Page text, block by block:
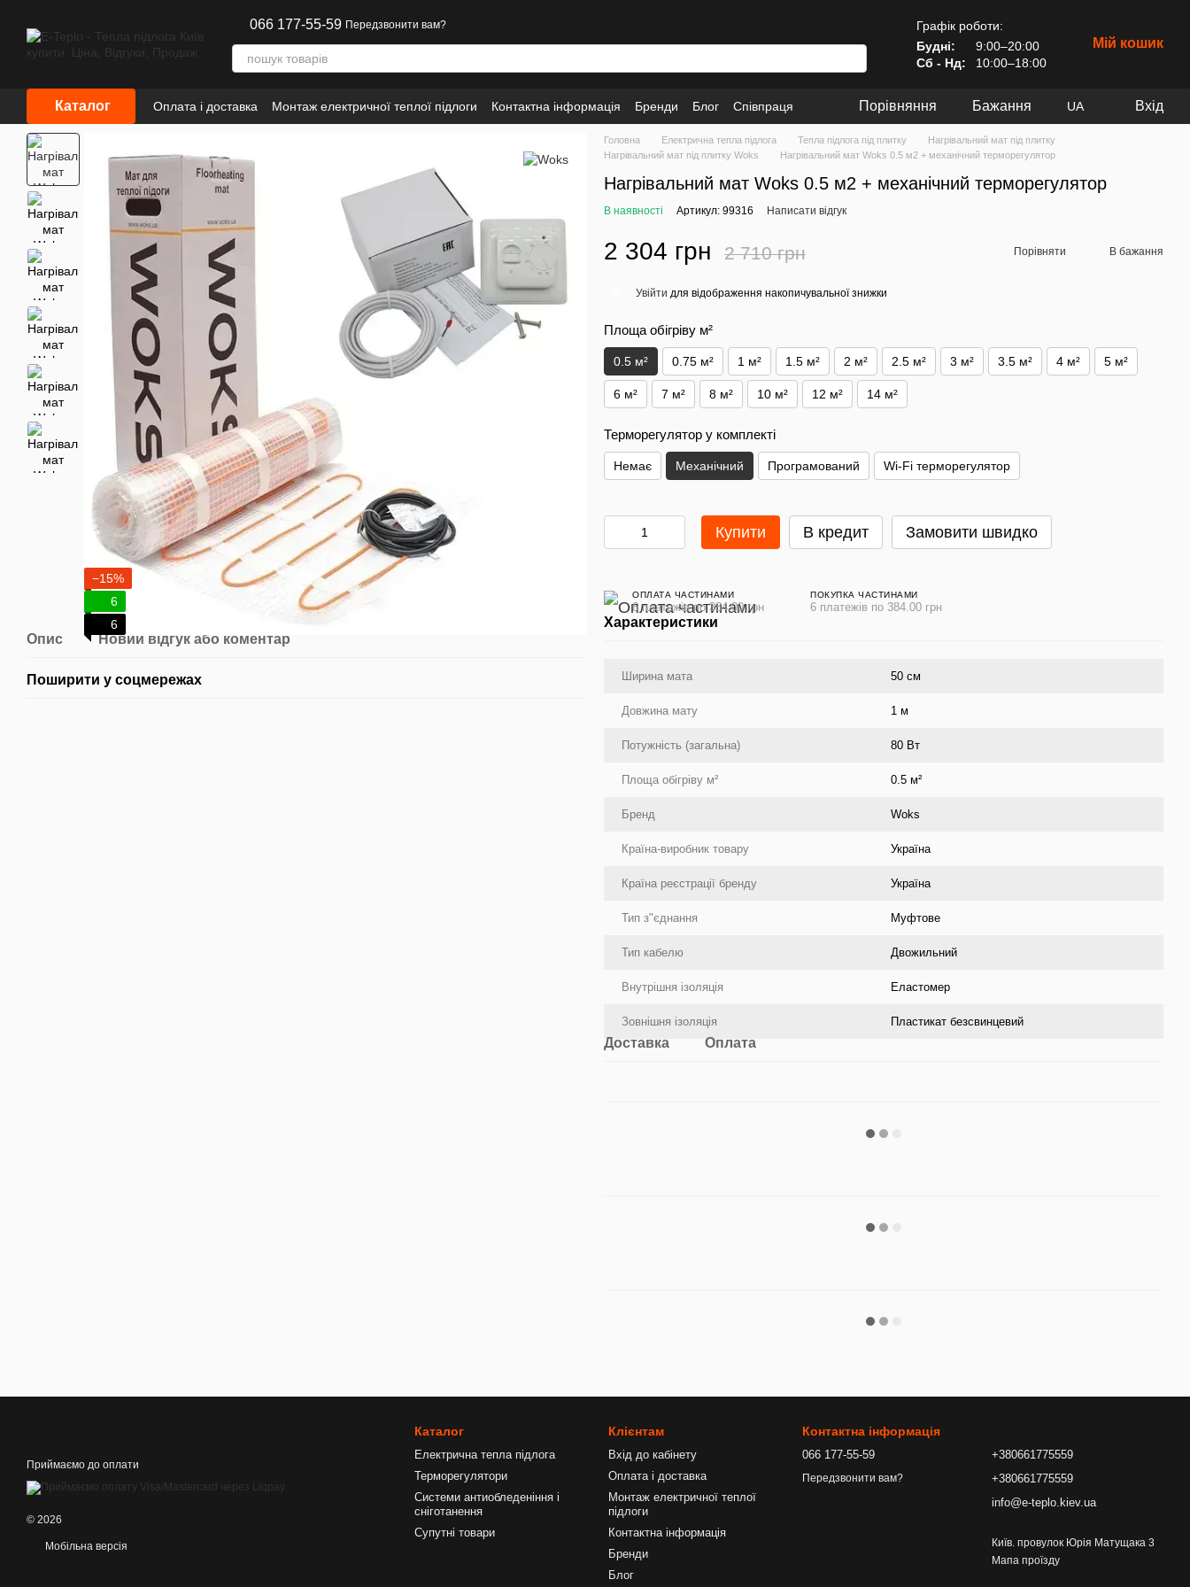
066 177-55-59 Передзвонити вам?
Графік роботи:
Будні:
9:00–20:00
Сб - Нд:
10:00–18:00
Мій кошик
Каталог Оплата і доставка Монтаж електричної теплої підлоги Контактна інформація Бренди Блог
Співпраця
Інформація
Порівняння Бажання UA Вхід
−15%
6
6
Опис Новий відгук або коментар
Поширити у соцмережах
Головна Електрична тепла підлога Тепла підлога під плитку
Нагрівальний мат під плитку
Нагрівальний мат під плитку Woks
Нагрівальний мат Woks 0.5 м2 + механічний терморегулятор
Нагрівальний мат Woks 0.5 м2 + механічний терморегулятор
В наявності Артикул: 99316 Написати відгук
2 304 грн 2 710 грн Порівняти В бажання
Увійти для відображення накопичувальної знижки
Площа обігріву м²
0.5 м² 0.75 м² 1 м² 1.5 м² 2 м² 2.5 м² 3 м² 3.5 м² 4 м² 5 м²
6 м² 7 м² 8 м² 10 м² 12 м² 14 м²
Терморегулятор у комплекті
Немає Механічний Програмований Wi-Fi терморегулятор
Купити В кредит Замовити швидко
ОПЛАТА ЧАСТИНАМИ
6 платежів по 384.00 грн
ПОКУПКА ЧАСТИНАМИ
6 платежів по 384.00 грн
Характеристики
Ширина мата 50 см
Довжина мату 1 м
Потужність (загальна) 80 Вт
Площа обігріву м² 0.5 м²
Бренд Woks
Країна-виробник товару Україна
Країна реєстрації бренду Україна
Тип з"єднання Муфтове
Тип кабелю Двожильний
Внутрішня ізоляція Еластомер
Зовнішня ізоляція Пластикат безсвинцевий
Доставка Оплата
Приймаємо до оплати
© 2026
Мобільна версія
Каталог
Електрична тепла підлога
Терморегулятори
Системи антиобледеніння і
сніготанення
Супутні товари
Клієнтам
Вхід до кабінету
Оплата і доставка
Монтаж електричної теплої
підлоги
Контактна інформація
Бренди
Блог
Контактна інформація
066 177-55-59
Передзвонити вам?
+380661775559
+380661775559
info@e-teplo.kiev.ua
Київ. провулок Юрія Матущака 3
Мапа проїзду